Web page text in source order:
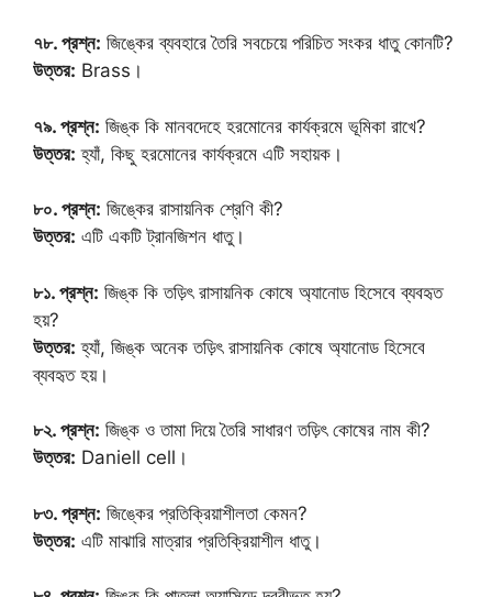
৭৮. প্রশ্ন: জিঙ্কের ব্যবহারে তৈরি সবচেয়ে পরিচিত সংকর ধাতু কোনটি?
উত্তর: Brass।
৭৯. প্রশ্ন: জিঙ্ক কি মানবদেহে হরমোনের কার্যক্রমে ভূমিকা রাখে?
উত্তর: হ্যাঁ, কিছু হরমোনের কার্যক্রমে এটি সহায়ক।
৮০. প্রশ্ন: জিঙ্কের রাসায়নিক শ্রেণি কী?
উত্তর: এটি একটি ট্রানজিশন ধাতু।
৮১. প্রশ্ন: জিঙ্ক কি তড়িৎ রাসায়নিক কোষে অ্যানোড হিসেবে ব্যবহৃত
হয়?
উত্তর: হ্যাঁ, জিঙ্ক অনেক তড়িৎ রাসায়নিক কোষে অ্যানোড হিসেবে
ব্যবহৃত হয়।
৮২. প্রশ্ন: জিঙ্ক ও তামা দিয়ে তৈরি সাধারণ তড়িৎ কোষের নাম কী?
উত্তর: Daniell cell।
৮৩. প্রশ্ন: জিঙ্কের প্রতিক্রিয়াশীলতা কেমন?
উত্তর: এটি মাঝারি মাত্রার প্রতিক্রিয়াশীল ধাতু।